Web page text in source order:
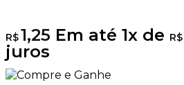
R$1,25 Em até 1x de R$
juros